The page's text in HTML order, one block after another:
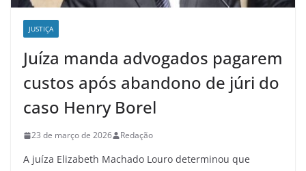
JUSTIÇA
Juíza manda advogados pagarem
custos após abandono de júri do
caso Henry Borel
23 de março de 2026 Redação
A juíza Elizabeth Machado Louro determinou que